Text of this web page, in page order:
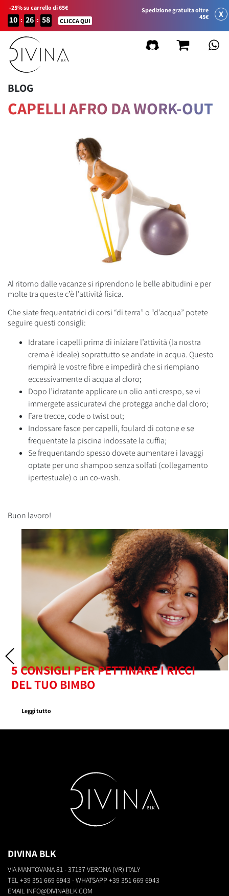
-25% su carrello di 65€
10 : 26 : 58 CLICCA QUI
Spedizione gratuita oltre
45€
X
BLOG
CAPELLI AFRO DA WORK-OUT
Al ritorno dalle vacanze si riprendono le belle abitudini e per
molte tra queste c’è l’attività fisica.
Che siate frequentatrici di corsi “di terra” o “d’acqua” potete
seguire questi consigli:
Idratare i capelli prima di iniziare l’attività (la nostra
crema è ideale) soprattutto se andate in acqua. Questo
riempirà le vostre fibre e impedirà che si riempiano
eccessivamente di acqua al cloro;
Dopo l’idratante applicare un olio anti crespo, se vi
immergete assicuratevi che protegga anche dal cloro;
Fare trecce, code o twist out;
Indossare fasce per capelli, foulard di cotone e se
frequentate la piscina indossate la cuffia;
Se frequentando spesso dovete aumentare i lavaggi
optate per uno shampoo senza solfati (collegamento
ipertestuale) o un co-wash.
Buon lavoro!
5 CONSIGLI PER PETTINARE I RICCI
DEL TUO BIMBO
Leggi tutto
DIVINA BLK
VIA MANTOVANA 81 - 37137 VERONA (VR) ITALY
TEL +39 351 669 6943 - WHATSAPP +39 351 669 6943
EMAIL INFO@DIVINABLK.COM